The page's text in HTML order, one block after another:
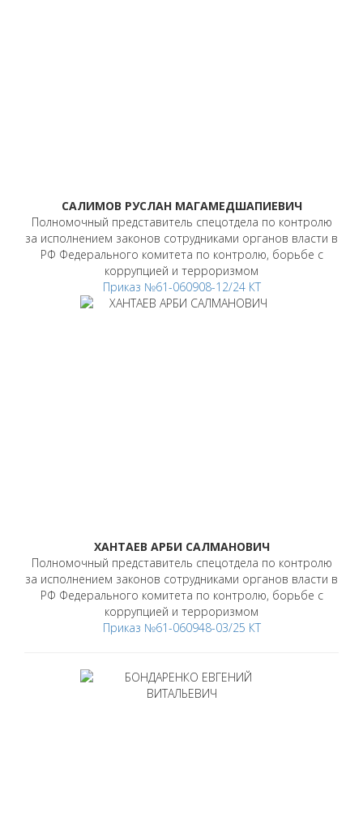
САЛИМОВ РУСЛАН МАГАМЕДШАПИЕВИЧ
Полномочный представитель спецотдела по контролю
за исполнением законов сотрудниками органов власти в
РФ Федерального комитета по контролю, борьбе с
коррупцией и терроризмом
Приказ №61-060908-12/24 КТ
ХАНТАЕВ АРБИ САЛМАНОВИЧ
Полномочный представитель спецотдела по контролю
за исполнением законов сотрудниками органов власти в
РФ Федерального комитета по контролю, борьбе с
коррупцией и терроризмом
Приказ №61-060948-03/25 КТ